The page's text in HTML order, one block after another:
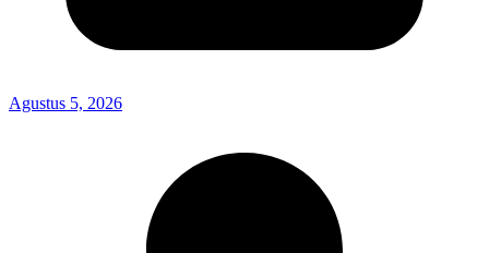
Agustus 5, 2026